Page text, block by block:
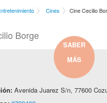
Cines Cine Cecilio
Borge
SABER
MÁS
Avenida Juarez S/n, 77600